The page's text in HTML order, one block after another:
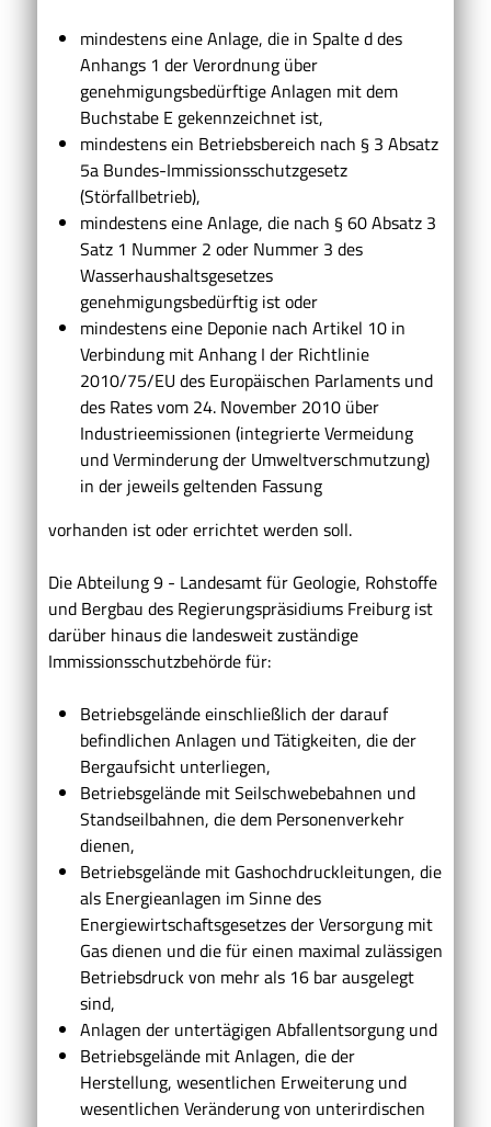
mindestens eine Anlage, die in Spalte d des
Anhangs 1 der Verordnung über
genehmigungsbedürftige Anlagen mit dem
Buchstabe E gekennzeichnet ist,
mindestens ein Betriebsbereich nach § 3 Absatz
5a Bundes-Immissionsschutzgesetz
(Störfallbetrieb),
mindestens eine Anlage, die nach § 60 Absatz 3
Satz 1 Nummer 2 oder Nummer 3 des
Wasserhaushaltsgesetzes
genehmigungsbedürftig ist oder
mindestens eine Deponie nach Artikel 10 in
Verbindung mit Anhang I der Richtlinie
2010/75/EU des Europäischen Parlaments und
des Rates vom 24. November 2010 über
Industrieemissionen (integrierte Vermeidung
und Verminderung der Umweltverschmutzung)
in der jeweils geltenden Fassung
vorhanden ist oder errichtet werden soll.
Die Abteilung 9 - Landesamt für Geologie, Rohstoffe
und Bergbau des Regierungspräsidiums Freiburg ist
darüber hinaus die landesweit zuständige
Immissionsschutzbehörde für:
Betriebsgelände einschließlich der darauf
befindlichen Anlagen und Tätigkeiten, die der
Bergaufsicht unterliegen,
Betriebsgelände mit Seilschwebebahnen und
Standseilbahnen, die dem Personenverkehr
dienen,
Betriebsgelände mit Gashochdruckleitungen, die
als Energieanlagen im Sinne des
Energiewirtschaftsgesetzes der Versorgung mit
Gas dienen und die für einen maximal zulässigen
Betriebsdruck von mehr als 16 bar ausgelegt
sind,
Anlagen der untertägigen Abfallentsorgung und
Betriebsgelände mit Anlagen, die der
Herstellung, wesentlichen Erweiterung und
wesentlichen Veränderung von unterirdischen